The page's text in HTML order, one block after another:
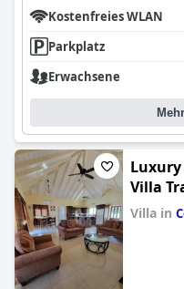
Kostenfreies WLAN
Parkplatz
Erwachsene
Luxury
Villa
Villa in